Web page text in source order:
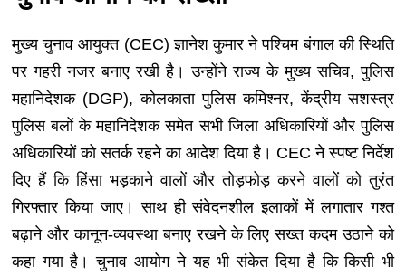
मुख्य चुनाव आयुक्त (CEC) ज्ञानेश कुमार ने पश्चिम बंगाल की स्थिति
पर गहरी नजर बनाए रखी है। उन्होंने राज्य के मुख्य सचिव, पुलिस
महानिदेशक (DGP), कोलकाता पुलिस कमिश्नर, केंद्रीय सशस्त्र
पुलिस बलों के महानिदेशक समेत सभी जिला अधिकारियों और पुलिस
अधिकारियों को सतर्क रहने का आदेश दिया है। CEC ने स्पष्ट निर्देश
दिए हैं कि हिंसा भड़काने वालों और तोड़फोड़ करने वालों को तुरंत
गिरफ्तार किया जाए। साथ ही संवेदनशील इलाकों में लगातार गश्त
बढ़ाने और कानून-व्यवस्था बनाए रखने के लिए सख्त कदम उठाने को
कहा गया है। चुनाव आयोग ने यह भी संकेत दिया है कि किसी भी